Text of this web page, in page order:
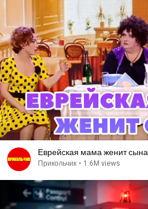
Еврейская мама женит сына
Прикольчик • 1.6M views